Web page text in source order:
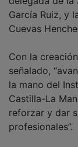
García Ruiz, y
Cuevas
señalado,
la mano del
Castilla-La
reforzar y dar
profesionales”.